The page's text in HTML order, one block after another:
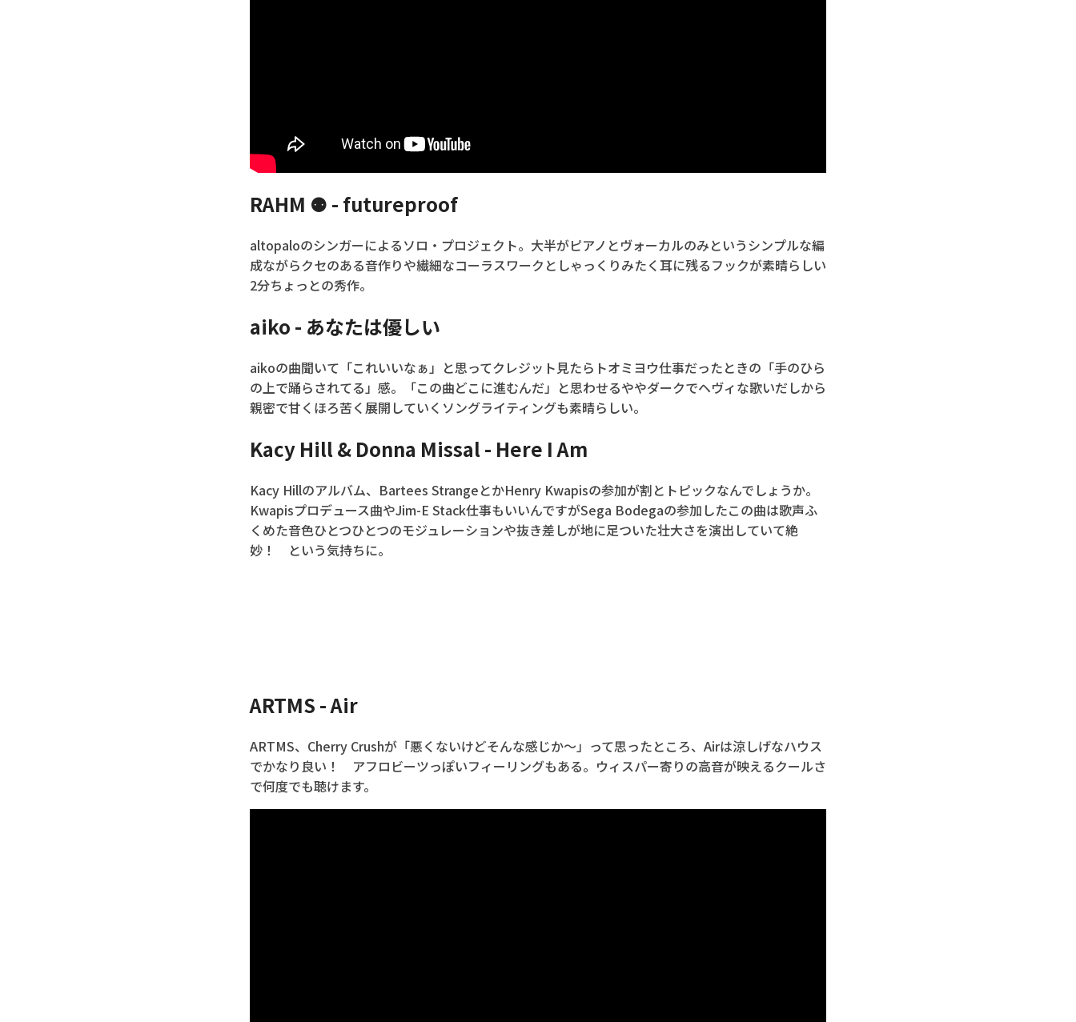
RAHM ⚉ - futureproof
altopaloのシンガーによるソロ・プロジェクト。大半がピアノとヴォーカルのみというシンプルな編
成ながらクセのある音作りや繊細なコーラスワークとしゃっくりみたく耳に残るフックが素晴らしい
2分ちょっとの秀作。
aiko - あなたは優しい
aikoの曲聞いて「これいいなぁ」と思ってクレジット見たらトオミヨウ仕事だったときの「手のひら
の上で踊らされてる」感。「この曲どこに進むんだ」と思わせるややダークでヘヴィな歌いだしから
親密で甘くほろ苦く展開していくソングライティングも素晴らしい。
Kacy Hill & Donna Missal - Here I Am
Kacy Hillのアルバム、Bartees StrangeとかHenry Kwapisの参加が割とトピックなんでしょうか。
Kwapisプロデュース曲やJim-E Stack仕事もいいんですがSega Bodegaの参加したこの曲は歌声ふ
くめた音色ひとつひとつのモジュレーションや抜き差しが地に足ついた壮大さを演出していて絶
妙！ という気持ちに。
ARTMS - Air
ARTMS、Cherry Crushが「悪くないけどそんな感じか～」って思ったところ、Airは涼しげなハウス
でかなり良い！ アフロビーツっぽいフィーリングもある。ウィスパー寄りの高音が映えるクールさ
で何度でも聴けます。